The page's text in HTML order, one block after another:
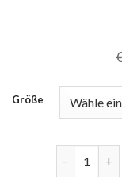
Größe